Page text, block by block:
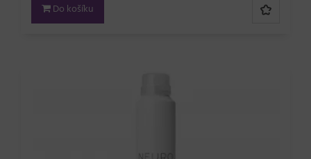
Do košíku